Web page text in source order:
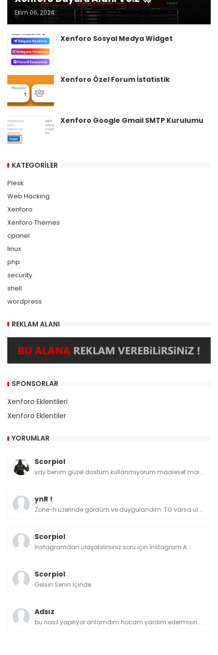
Ekim 06, 2024
Xenforo Sosyal Medya Widget
Xenforo Özel Forum İstatistik
Xenforo Google Gmail SMTP Kurulumu
KATEGORILER
Plesk
Web Hacking
Xenforo
Xenforo Themes
cpanel
linux
php
security
shell
wordpress
REKLAM ALANI
SPONSORLAR
Xenforo Eklentileri
Xenforo Eklentiler
YORUMLAR
Scorpiol
vay benim güzel dostum kullanmıyorum maalesef mai...
ynR !
Zone-h üzerinde gördüm ve duygulandım. TG varsa ul...
Scorpiol
İnstagramdan ulaşabilirsiniz soru için İnstagram A...
Scorpiol
Gelsin Senin İçinde
Adsız
bu nasıl yapılıyor anlamdım hocam yardım edermisin...